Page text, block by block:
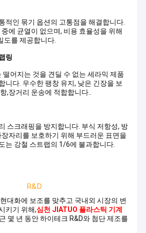
스트랩
출 라인
적인 묶기 옵션의 고통점을 해결합니다.
에 균열이 없으며, 비용 효율성을 위해
도를 제공합니다.
링
떨어지는 것을 견딜 수 없는 세라믹 제품
니다. 우수한 팽창 유지, 낮은 긴장을 보
,장거리 운송에 적합합니다..
스크래핑을 방지합니다. 부식 저항성, 방
자리를 보호하기 위해 부드러운 표면을
는 강철 스트랩의 1/6에 불과합니다.
합니다. 깊은 기술 축적과 안정적인 제
것은 국내외에서 고객으로부터 광범위
습니다..
이고 효율적